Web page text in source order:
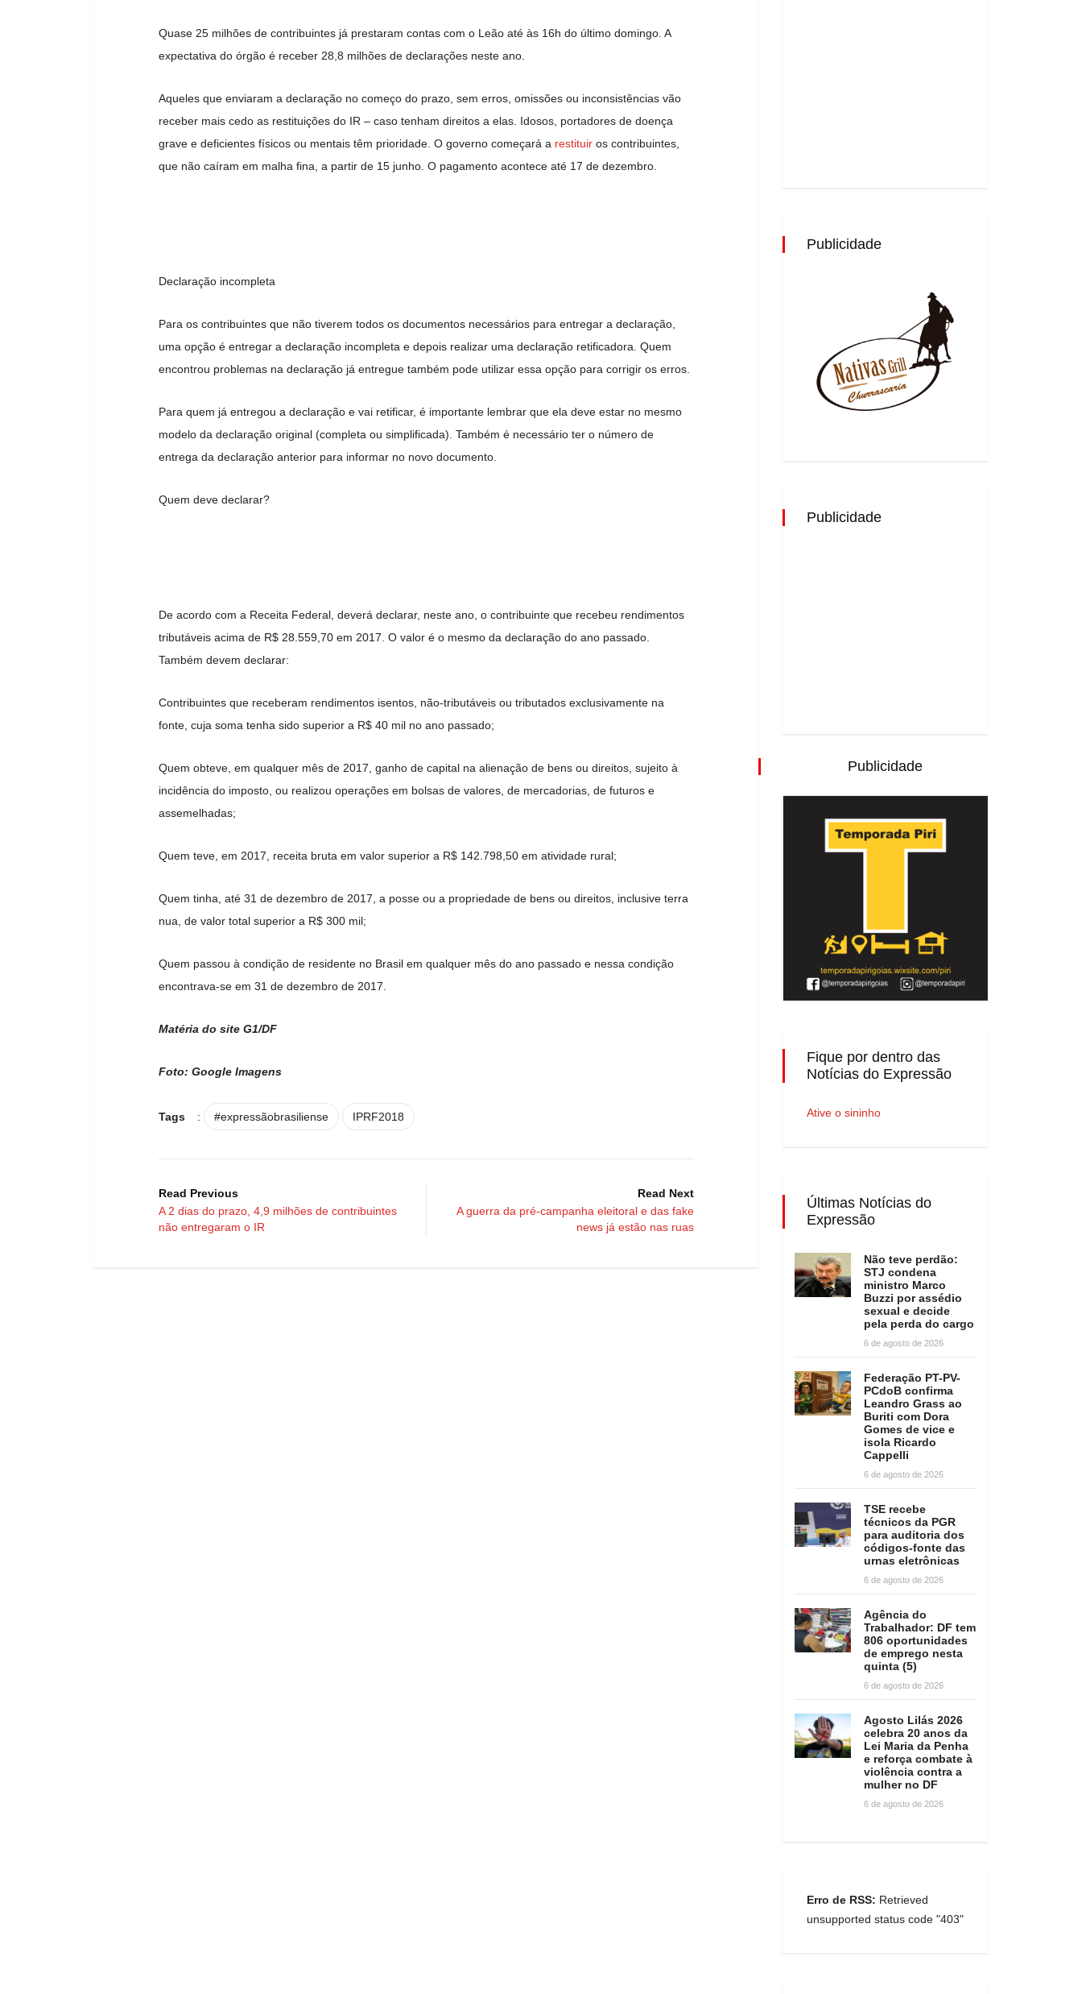
Quase 25 milhões de contribuintes já prestaram contas com o Leão até às 16h do último domingo. A
expectativa do órgão é receber 28,8 milhões de declarações neste ano.
Aqueles que enviaram a declaração no começo do prazo, sem erros, omissões ou inconsistências vão
receber mais cedo as restituições do IR – caso tenham direitos a elas. Idosos, portadores de doença
grave e deficientes físicos ou mentais têm prioridade. O governo começará a restituir os contribuintes,
que não caíram em malha fina, a partir de 15 junho. O pagamento acontece até 17 de dezembro.
Declaração incompleta
Para os contribuintes que não tiverem todos os documentos necessários para entregar a declaração,
uma opção é entregar a declaração incompleta e depois realizar uma declaração retificadora. Quem
encontrou problemas na declaração já entregue também pode utilizar essa opção para corrigir os erros.
Para quem já entregou a declaração e vai retificar, é importante lembrar que ela deve estar no mesmo
modelo da declaração original (completa ou simplificada). Também é necessário ter o número de
entrega da declaração anterior para informar no novo documento.
Quem deve declarar?
De acordo com a Receita Federal, deverá declarar, neste ano, o contribuinte que recebeu rendimentos
tributáveis acima de R$ 28.559,70 em 2017. O valor é o mesmo da declaração do ano passado.
Também devem declarar:
Contribuintes que receberam rendimentos isentos, não-tributáveis ou tributados exclusivamente na
fonte, cuja soma tenha sido superior a R$ 40 mil no ano passado;
Quem obteve, em qualquer mês de 2017, ganho de capital na alienação de bens ou direitos, sujeito à
incidência do imposto, ou realizou operações em bolsas de valores, de mercadorias, de futuros e
assemelhadas;
Quem teve, em 2017, receita bruta em valor superior a R$ 142.798,50 em atividade rural;
Quem tinha, até 31 de dezembro de 2017, a posse ou a propriedade de bens ou direitos, inclusive terra
nua, de valor total superior a R$ 300 mil;
Quem passou à condição de residente no Brasil em qualquer mês do ano passado e nessa condição
encontrava-se em 31 de dezembro de 2017.
Matéria do site G1/DF
Foto: Google Imagens
Tags : #expressãobrasiliense IPRF2018
Read Previous
A 2 dias do prazo, 4,9 milhões de contribuintes
não entregaram o IR
Read Next
A guerra da pré-campanha eleitoral e das fake
news já estão nas ruas
Publicidade
Publicidade
Publicidade
Fique por dentro das
Notícias do Expressão
Ative o sininho
Últimas Notícias do
Expressão
Não teve perdão:
STJ condena
ministro Marco
Buzzi por assédio
sexual e decide
pela perda do cargo
6 de agosto de 2026
Federação PT-PV-
PCdoB confirma
Leandro Grass ao
Buriti com Dora
Gomes de vice e
isola Ricardo
Cappelli
6 de agosto de 2026
TSE recebe
técnicos da PGR
para auditoria dos
códigos-fonte das
urnas eletrônicas
6 de agosto de 2026
Agência do
Trabalhador: DF tem
806 oportunidades
de emprego nesta
quinta (5)
6 de agosto de 2026
Agosto Lilás 2026
celebra 20 anos da
Lei Maria da Penha
e reforça combate à
violência contra a
mulher no DF
6 de agosto de 2026
Erro de RSS: Retrieved
unsupported status code "403"